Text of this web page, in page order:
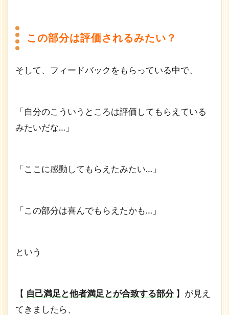
この部分は評価されるみたい？
そして、フィードバックをもらっている中で、
「自分のこういうところは評価してもらえている
みたいだな…」
「ここに感動してもらえたみたい…」
「この部分は喜んでもらえたかも…」
という
【 自己満足と他者満足とが合致する部分 】が見え
てきましたら、